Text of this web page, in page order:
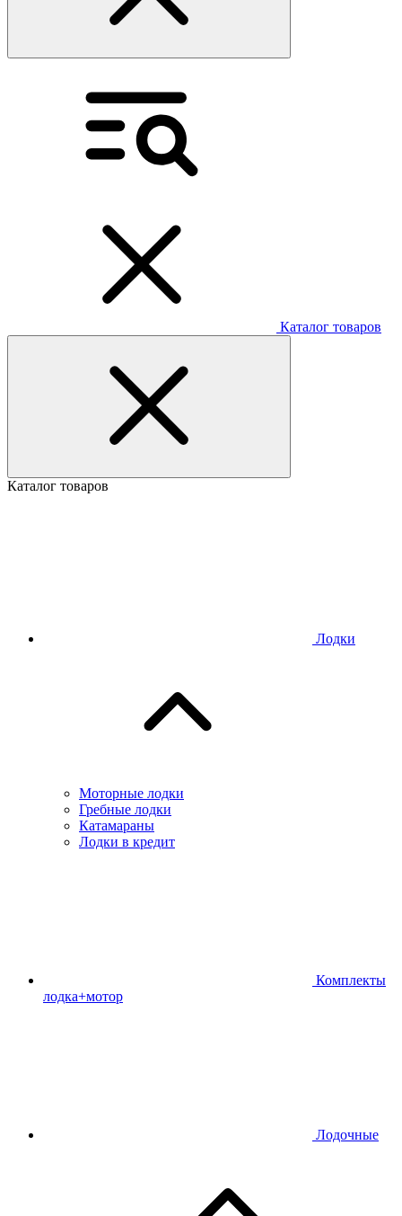
Каталог товаров
Каталог товаров
Лодки
Моторные лодки
Гребные лодки
Катамараны
Лодки в кредит
Комплекты
лодка+мотор
Лодочные